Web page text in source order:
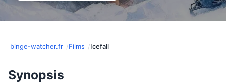
binge-watcher.fr Films Icefall
Synopsis